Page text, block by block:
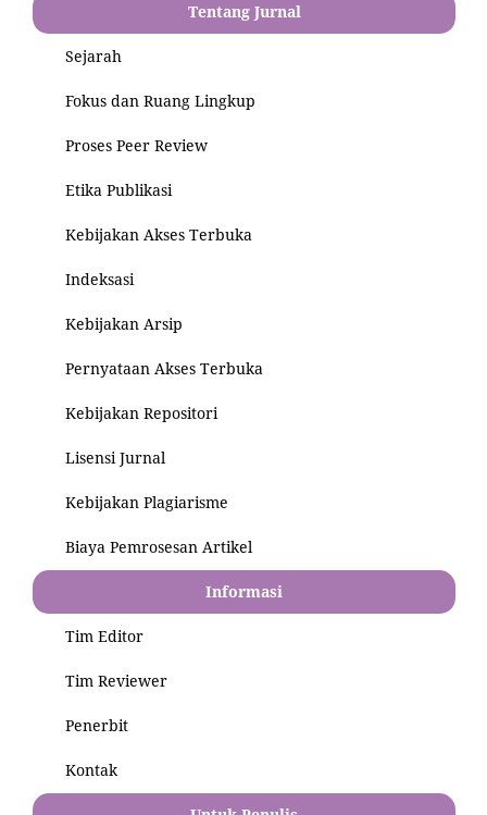
Tentang Jurnal
Sejarah
Fokus dan Ruang Lingkup
Proses Peer Review
Etika Publikasi
Kebijakan Akses Terbuka
Indeksasi
Kebijakan Arsip
Pernyataan Akses Terbuka
Kebijakan Repositori
Lisensi Jurnal
Kebijakan Plagiarisme
Biaya Pemrosesan Artikel
Informasi
Tim Editor
Tim Reviewer
Penerbit
Kontak